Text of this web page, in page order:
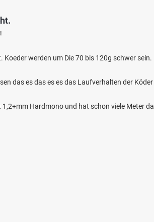
Fischarten: Karpfen
werden um Die 70 bis 120g schwer sein.
das es das es es das Laufverhalten der
Hardmono und hat schon viele Meter